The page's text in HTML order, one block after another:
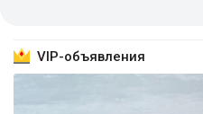
VIP-объявления